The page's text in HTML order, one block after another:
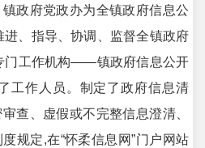
政府党政办为全镇政府信息公
、指导、协调、监督全镇政府
门工作机构——镇政府信息公开
工作人员。制定了政府信息清
查、虚假或不完整信息澄清、
规定,在“怀柔信息网”门户网站